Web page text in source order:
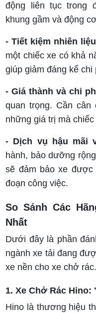
động liên tục trong
khung gầm và động
- Tiết kiệm nhiên
một chiếc xe có khả
giúp giảm đáng kể
- Giá thành và chi
quan trọng. Cần
những giá trị mà
- Dịch vụ hậu mãi
hành, bảo dưỡng
sẽ đảm bảo xe
đoạn công việc.
So Sánh Các
Nhất
Dưới đây là phần
ngành xe tải đang
xe nền cho xe chở rác.
1. Xe Chở Rác
Hino là thương hiệu